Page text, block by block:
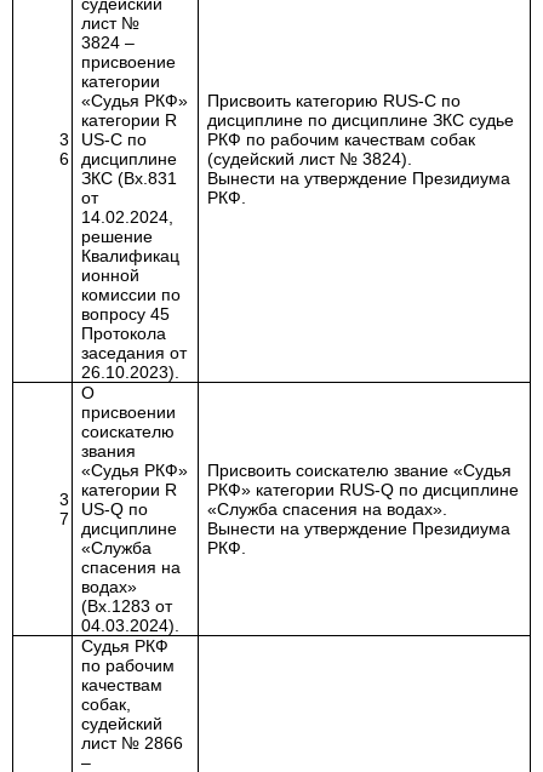
3
6
лист №
3824 –
присвоение
категории
«Судья РКФ»
категории R
US-C по
дисциплине
ЗКС (Вх.831
от
14.02.2024,
решение
Квалификац
ионной
комиссии по
вопросу 45
Протокола
заседания от
26.10.2023).
Присвоить категорию RUS-С по
дисциплине по дисциплине ЗКС судье
РКФ по рабочим качествам собак
(судейский лист № 3824).
Вынести на утверждение Президиума
РКФ.
3
7
О
присвоении
соискателю
звания
«Судья РКФ»
категории R
US-Q по
дисциплине
«Служба
спасения на
водах»
(Вх.1283 от
04.03.2024).
Присвоить соискателю звание «Судья
РКФ» категории RUS-Q по дисциплине
«Служба спасения на водах».
Вынести на утверждение Президиума
РКФ.
Судья РКФ
по рабочим
качествам
собак,
судейский
лист № 2866
–